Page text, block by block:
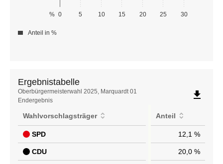
0 5 10 15 20 25 30
%
Anteil in %
Ergebnistabelle
Ergebnistabelle
Oberbürgermeisterwahl 2025, Marquardt 01
Endergebnis
file_download
Wahlvorschlagsträger Anteil
SPD 12,1 %
CDU 20,0 %